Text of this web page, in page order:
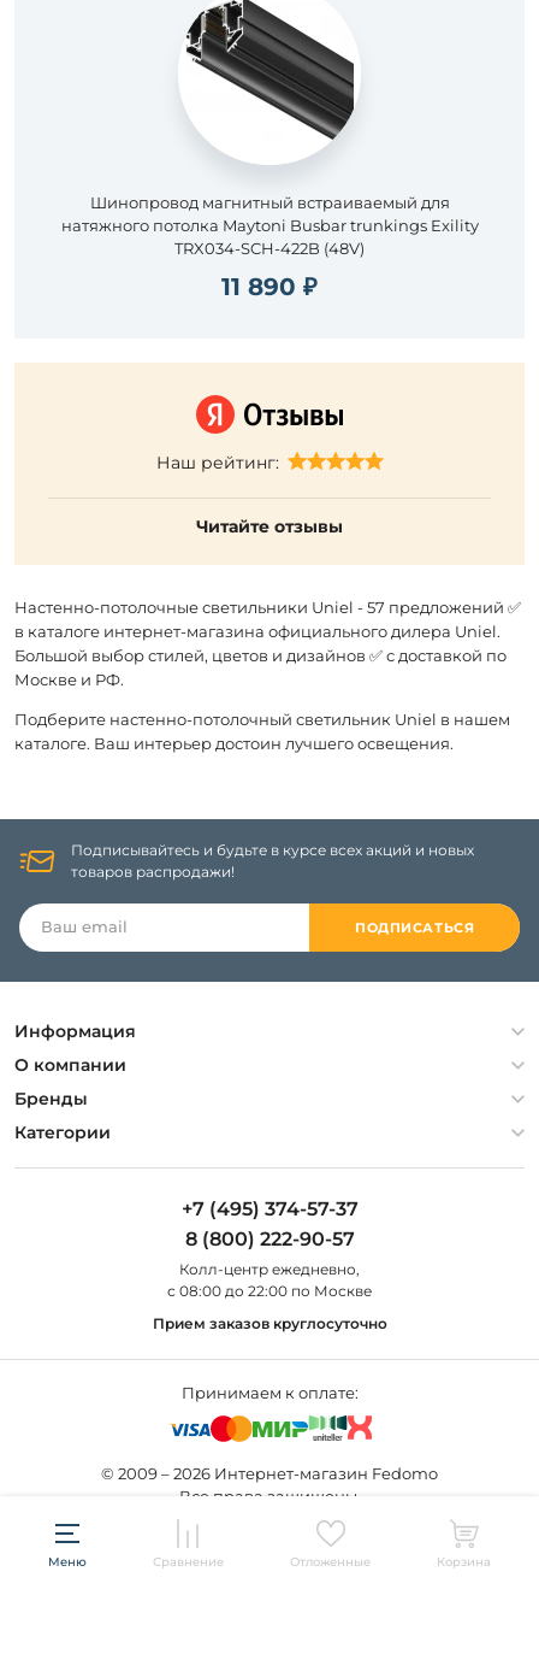
Шинопровод магнитный встраиваемый для
натяжного потолка Maytoni Busbar trunkings Exility
TRX034-SCH-422B (48V)
11 890 ₽
Наш рейтинг:
Читайте отзывы
Настенно-потолочные светильники Uniel - 57 предложений ✅
в каталоге интернет-магазина официального дилера Uniel.
Большой выбор стилей, цветов и дизайнов ✅ с доставкой по
Москве и РФ.
Подберите настенно-потолочный светильник Uniel в нашем
каталоге. Ваш интерьер достоин лучшего освещения.
Подписывайтесь и будьте в курсе всех акций и новых
товаров распродажи!
ПОДПИСАТЬСЯ
Информация
Политика конфиденциальности
Гарантия
Оплата и доставка
О компании
О компании
Контакты
Бренды
Artelamp
Категории
Люстры
Уличные светильники
+7 (495) 374-57-37
8 (800) 222-90-57
Колл-центр eжедневно,
с 08:00 до 22:00 по Москве
Прием заказов круглосуточно
Принимаем к оплате:
© 2009 – 2026 Интернет-магазин Fedomo
Все права защищены.
Создание сайта —
Меню Сравнение Отложенные Корзина